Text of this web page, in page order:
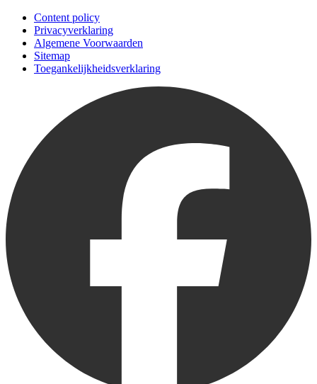
Content policy
Privacyverklaring
Algemene Voorwaarden
Sitemap
Toegankelijkheidsverklaring